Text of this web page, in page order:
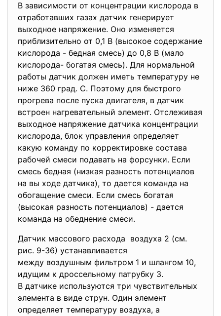
В зависимости от концентрации кислорода в
отработавших газах датчик генерирует
выходное напряжение. Оно изменяется
приблизительно от 0,1 В (высокое содержание
кислорода - бедная смесь) до 0,8 В (мало
кислорода- богатая смесь). Для нормальной
работы датчик должен иметь температуру не
ниже 360 град. С. Поэтому для быстрого
прогрева после пуска двигателя, в датчик
встроен нагревательный элемент. Отслеживая
выходное напряжение датчика концентрации
кислорода, блок управления определяет
какую команду по корректировке состава
рабочей смеси подавать на форсунки. Если
смесь бедная (низкая разность потенциалов
на вы ходе датчика), то дается команда на
обогащение смеси. Если смесь богатая
(высокая разность потенциалов) - дается
команда на обеднение смеси.
Датчик массового расхода воздуха 2 (см.
рис. 9-36) устанавливается
между воздушным фильтром 1 и шлангом 10,
идущим к дроссельному патрубку 3.
В датчике используются три чувствительных
элемента в виде струн. Один элемент
определяет температуру воздуха, а